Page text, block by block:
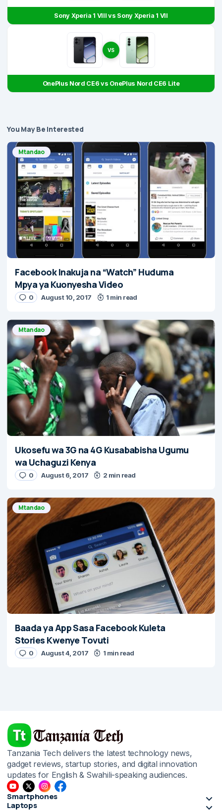
Sony Xperia 1 VIII vs Sony Xperia 1 VII
VS
OnePlus Nord CE6 vs OnePlus Nord CE6 Lite
You May Be Interested
Mtandao
Facebook Inakuja na “Watch” Huduma
Mpya ya Kuonyesha Video
0 August 10, 2017 1 min read
Mtandao
Ukosefu wa 3G na 4G Kusababisha Ugumu
wa Uchaguzi Kenya
0 August 6, 2017 2 min read
Mtandao
Baada ya App Sasa Facebook Kuleta
Stories Kwenye Tovuti
0 August 4, 2017 1 min read
Tanzania Tech delivers the latest technology news,
gadget reviews, startup stories, and digital innovation
updates for English & Swahili-speaking audiences.
Smartphones
Laptops